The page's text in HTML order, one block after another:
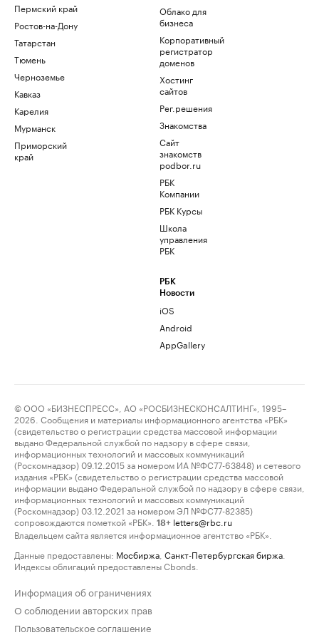
Пермский край
Ростов-на-Дону
Татарстан
Тюмень
Черноземье
Кавказ
Карелия
Мурманск
Приморский
край
Облако для
бизнеса
Корпоративный
регистратор
доменов
Хостинг
сайтов
Рег.решения
Знакомства
Сайт
знакомств
podbor.ru
РБК
Компании
РБК Курсы
Школа
управления
РБК
РБК
Новости
iOS
Android
AppGallery
© ООО «БИЗНЕСПРЕСС», АО «РОСБИЗНЕСКОНСАЛТИНГ», 1995–
2026. Сообщения и материалы информационного агентства «РБК»
(свидетельство о регистрации средства массовой информации
выдано Федеральной службой по надзору в сфере связи,
информационных технологий и массовых коммуникаций
(Роскомнадзор) 09.12.2015 за номером ИА №ФС77-63848) и сетевого
издания «РБК» (свидетельство о регистрации средства массовой
информации выдано Федеральной службой по надзору в сфере связи,
информационных технологий и массовых коммуникаций
(Роскомнадзор) 03.12.2021 за номером ЭЛ №ФС77-82385)
сопровождаются пометкой «РБК».
18+ letters@rbc.ru
Владельцем сайта является информационное агентство «РБК».
Данные предоставлены: Мосбиржа Санкт-Петербургская биржа
Индексы облигаций предоставлены Cbonds.
Информация об ограничениях
О соблюдении авторских прав
Пользовательское соглашение